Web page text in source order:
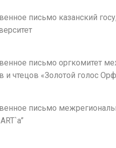
письмо казанский
письмо оргкомитет
и чтецов «Золотой голос
письмо